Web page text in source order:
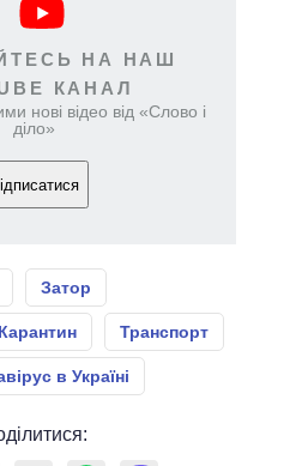
НА НАШ
КАНАЛ
нові відео від «Слово і
діло»
Затор
Карантин Транспорт
в Україні